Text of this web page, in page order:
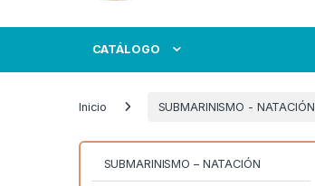
CATÁLOGO
Inicio SUBMARINISMO - NATACIÓN
SUBMARINISMO – NATACIÓN